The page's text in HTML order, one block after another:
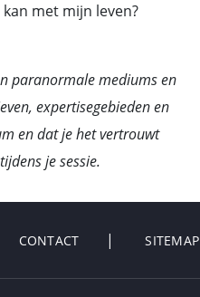
met mijn leven?
paranormale mediumsen
expertisegebieden en
en dat je het vertrouwt
je sessie.
CONTACT SITEMAP